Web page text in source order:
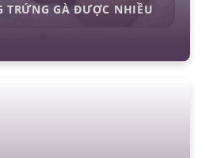
TRỨNG GÀ ĐƯỢC NHIỀU